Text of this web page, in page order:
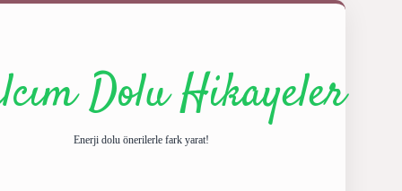
Dolu Hikayeler
Enerji dolu önerilerle fark yarat!